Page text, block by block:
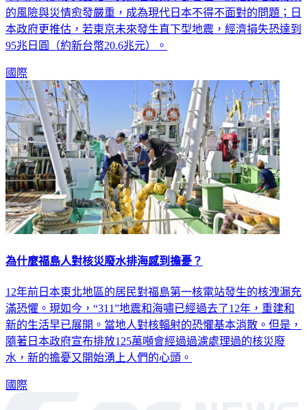
的風險與災情愈發嚴重，成為現代日本不得不面對的問題；日
本政府更推估，若東京未來發生直下型地震，經濟損失恐達到
95兆日圓（約新台幣20.6兆元）。
國際
為什麼福島人對核災廢水排海感到擔憂？
12年前日本東北地區的居民對福島第一核電站發生的核洩漏充
滿恐懼。現如今，“311”地震和海嘯已經過去了12年，重建和
新的生活早已展開。當地人對核輻射的恐懼基本消散。但是，
隨著日本政府宣布排放125萬噸會經過過濾處理過的核災廢
水，新的擔憂又開始湧上人們的心頭。
國際